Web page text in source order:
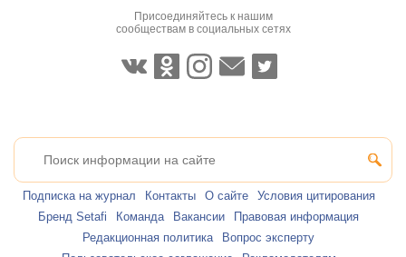
Присоединяйтесь к нашим
сообществам в социальных сетях
Подписка на журнал Контакты О сайте
Условия цитирования
Бренд Setafi
Команда Вакансии
Правовая информация
Редакционная политика
Вопрос эксперту